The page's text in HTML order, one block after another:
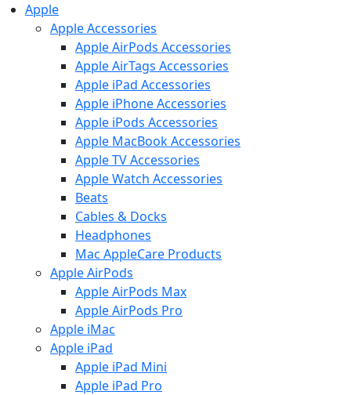
Apple
Apple Accessories
Apple AirPods Accessories
Apple AirTags Accessories
Apple iPad Accessories
Apple iPhone Accessories
Apple iPods Accessories
Apple MacBook Accessories
Apple TV Accessories
Apple Watch Accessories
Beats
Cables & Docks
Headphones
Mac AppleCare Products
Apple AirPods
Apple AirPods Max
Apple AirPods Pro
Apple iMac
Apple iPad
Apple iPad Mini
Apple iPad Pro